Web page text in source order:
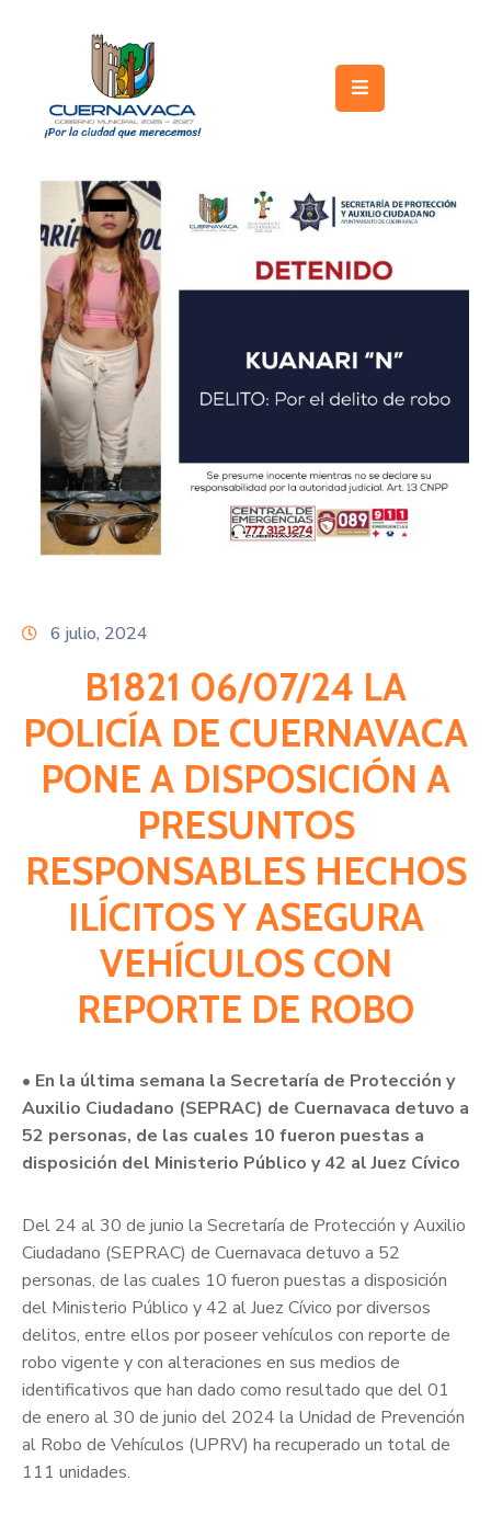
Gobierno
Turismo
Trámites
Servicios
Licitaciones
Transparencia
Directorio
Citas
6 julio, 2024
B1821 06/07/24 LA
POLICÍA DE CUERNAVACA
PONE A DISPOSICIÓN A
PRESUNTOS
RESPONSABLES HECHOS
ILÍCITOS Y ASEGURA
VEHÍCULOS CON
REPORTE DE ROBO
• En la última semana la Secretaría de Protección y
Auxilio Ciudadano (SEPRAC) de Cuernavaca detuvo a
52 personas, de las cuales 10 fueron puestas a
disposición del Ministerio Público y 42 al Juez Cívico
Del 24 al 30 de junio la Secretaría de Protección y Auxilio
Ciudadano (SEPRAC) de Cuernavaca detuvo a 52
personas, de las cuales 10 fueron puestas a disposición
del Ministerio Público y 42 al Juez Cívico por diversos
delitos, entre ellos por poseer vehículos con reporte de
robo vigente y con alteraciones en sus medios de
identificativos que han dado como resultado que del 01
de enero al 30 de junio del 2024 la Unidad de Prevención
al Robo de Vehículos (UPRV) ha recuperado un total de
111 unidades.